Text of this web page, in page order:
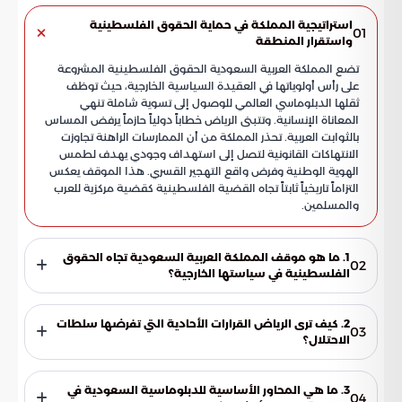
01استراتيجية المملكة في حماية الحقوق الفلسطينية
واستقرار المنطقة
تضع المملكة العربية السعودية الحقوق الفلسطينية المشروعة
على رأس أولوياتها في العقيدة السياسية الخارجية، حيث توظف
ثقلها الدبلوماسي العالمي للوصول إلى تسوية شاملة تنهي
المعاناة الإنسانية. وتتبنى الرياض خطاباً دولياً حازماً يرفض المساس
بالثوابت العربية. تحذر المملكة من أن الممارسات الراهنة تجاوزت
الانتهاكات القانونية لتصل إلى استهداف وجودي يهدف لطمس
الهوية الوطنية وفرض واقع التهجير القسري. هذا الموقف يعكس
التزاماً تاريخياً ثابتاً تجاه القضية الفلسطينية كقضية مركزية للعرب
والمسلمين.
02 1. ما هو موقف المملكة العربية السعودية تجاه الحقوق
الفلسطينية في سياستها الخارجية؟
تضع المملكة الحقوق الفلسطينية المشروعة على رأس أولوياتها
في عقيدتها السياسية، وتستخدم ثقلها الدبلوماسي العالمي
لتحقيق تسوية شاملة تنهي المعاناة الإنسانية، مع رفض تام لأي03 2. كيف ترى الرياض القرارات الأحادية التي تفرضها سلطات
الاحتلال؟
تعتبر الرياض أن هذه القرارات تمثل تهديداً مباشراً لأمن واستقرار
المنطقة، كونها تتجاهل القوانين الدولية وقرارات الأمم المتحدة،
04 3. ما هي المحاور الأساسية للدبلوماسية السعودية في